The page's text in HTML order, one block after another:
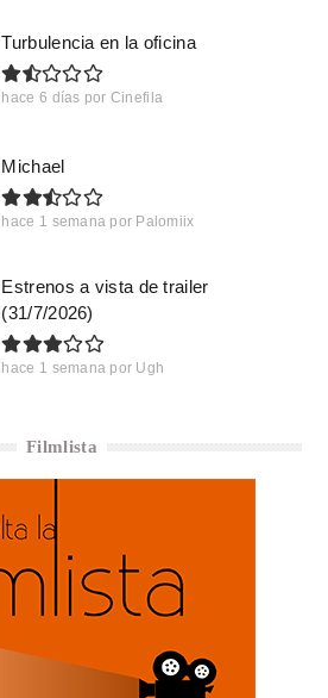
Turbulencia en la oficina
hace 6 días por Cinefila
Michael
hace 1 semana por Palomiix
Estrenos a vista de trailer
(31/7/2026)
hace 1 semana por Ugh
Filmlista